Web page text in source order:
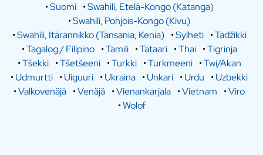
•Suomi •Swahili, Etelä-Kongo (Katanga)
•Swahili, Pohjois-Kongo (Kivu)
•Swahili, Itärannikko (Tansania, Kenia) •Sylheti •Tadžikki
•Tagalog / Filipino •Tamili •Tataari •Thai •Tigrinja
•Tšekki •Tšetšeeni •Turkki •Turkmeeni •Twi/Akan
•Udmurtti •Uiguuri •Ukraina •Unkari •Urdu •Uzbekki
•Valkovenäjä •Venäjä •Vienankarjala •Vietnam •Viro
•Wolof